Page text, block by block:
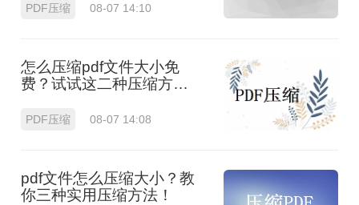
PDF压缩 08-07 14:10
怎么压缩pdf文件大小免
费？试试这二种压缩方
PDF压缩 08-07 14:08
pdf文件怎么压缩大小？教
你三种实用压缩方法！